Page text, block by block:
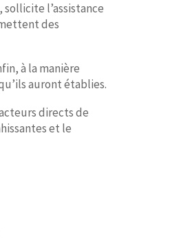
l’assistance
des
à la manière
auront établies.
directs de
et le